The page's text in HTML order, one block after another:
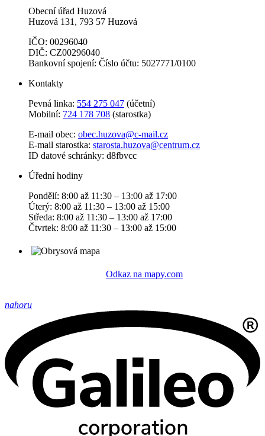
Obecní úřad Huzová
Huzová 131, 793 57 Huzová
IČO: 00296040
DIČ: CZ00296040
Bankovní spojení: Číslo účtu: 5027771/0100
Kontakty
Pevná linka: 554 275 047 (účetní)
Mobilní: 724 178 708 (starostka)
E-mail obec: obec.huzova@c-mail.cz
E-mail starostka: starosta.huzova@centrum.cz
ID datové schránky: d8fbvcc
Úřední hodiny
Pondělí: 8:00 až 11:30 – 13:00 až 17:00
Úterý: 8:00 až 11:30 – 13:00 až 15:00
Středa: 8:00 až 11:30 – 13:00 až 17:00
Čtvrtek: 8:00 až 11:30 – 13:00 až 15:00
Odkaz na mapy.com
nahoru